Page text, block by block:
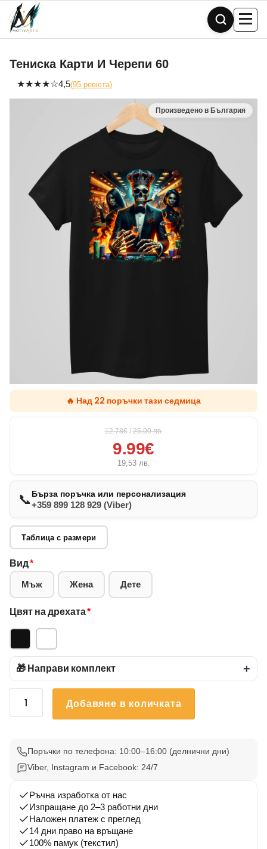
Skip
content
Тениска Карти И Черепи 60
★★★★☆4,5(95 ревюта)
🔥 Над 22 поръчки тази седмица
12.78€ / 25,00лв.
9.99€
19,53 лв.
📞Бърза поръчка или персонализация
+359 899 128 929 (Viber)
Таблица с размери
Вид*
Мъж Жена Дете
Цвят на дрехата*
🎁 Направи комплект +
количество
Черепи
Добавяне в количката
Поръчки по телефона: 10:00–16:00 (делнични дни)
Viber, Instagram и Facebook: 24/7
Ръчна изработка от нас
Изпращане до 2–3 работни дни
Наложен платеж с преглед
14 дни право на връщане
100% памук (текстил)